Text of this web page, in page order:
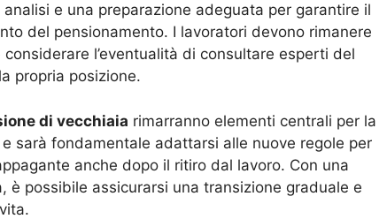
analisi e una preparazione adeguata per garantire il
del pensionamento. I lavoratori devono rimanere
l’eventualità di consultare esperti del
propria posizione.
di vecchiaia rimarranno elementi centrali per la
sarà fondamentale adattarsi alle nuove regole per
anche dopo il ritiro dal lavoro. Con una
è possibile assicurarsi una transizione graduale e